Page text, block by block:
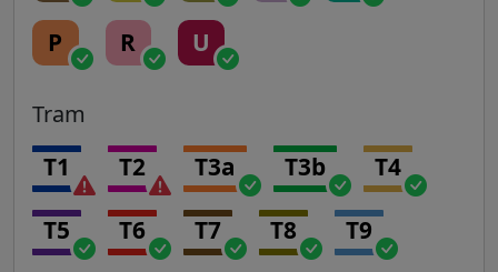
P R U
Tram
T1 T2 T3a T3b T4
T5 T6 T7 T8 T9